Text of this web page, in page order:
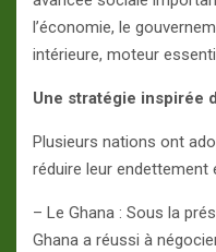
l’économie, le
intérieure, moteur
Une stratégie inspirée
Plusieurs nations ont
réduire leur endettement
– Le Ghana : Sous la
Ghana a réussi à